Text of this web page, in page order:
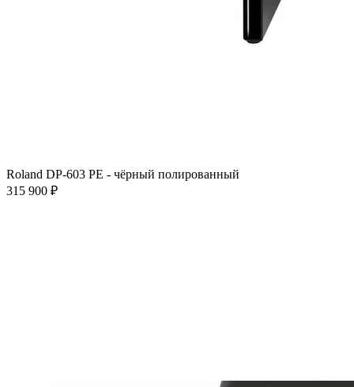
Roland DP-603 PE - чёрный полированный
315 900 ₽